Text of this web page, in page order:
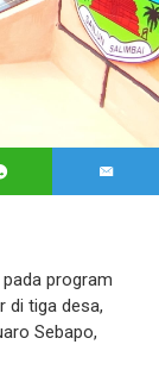
pada program
di tiga desa,
Sebapo,